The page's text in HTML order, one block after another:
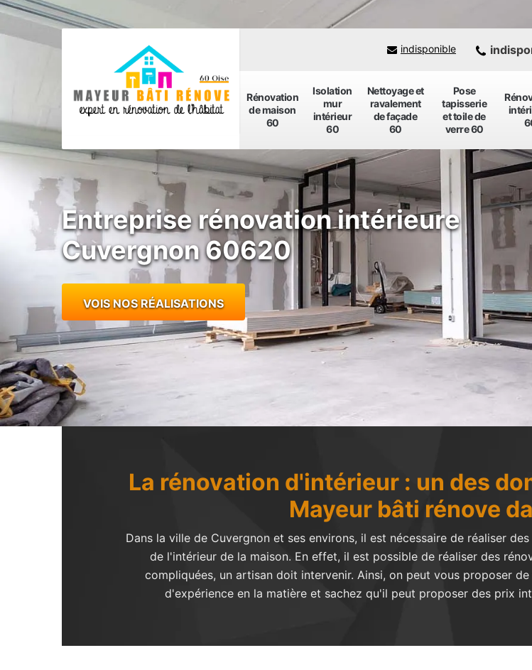
Rénovation
de maison
60
Isolation
mur
intérieur
60
Nettoyage et
ravalement
de façade
60
Pose
tapisserie
et toile de
verre 60
indisponible
Entreprise rénovation intérieure
Cuvergnon 60620
VOIS NOS RÉALISATIONS
La rénovation d'intérieur : un des
Mayeur bâti rénove
Dans la ville de Cuvergnon et ses environs, il est nécessaire de réaliser
de l'intérieur de la maison. En effet, il est possible de réaliser des
compliquées, un artisan doit intervenir. Ainsi, on peut vous proposer
d'expérience en la matière et sachez qu'il peut proposer des prix